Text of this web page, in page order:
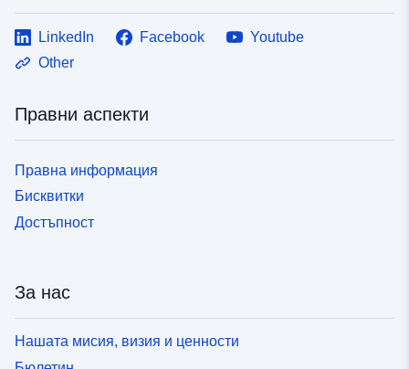
LinkedIn Facebook
Youtube
Other
Правни аспекти
Правна информация
Бисквитки
Достъпност
За нас
Нашата мисия, визия и ценности